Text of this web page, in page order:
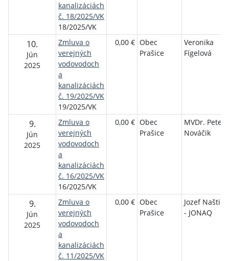
kanalizáciách
č. 18/2025/VK
18/2025/VK
10.
Jún
2025
Zmluva o
verejných
vodovodoch
a
kanalizáciách
č. 19/2025/VK
19/2025/VK
0,00 € Obec
Prašice
Veronika
Fígelová
9.
Jún
2025
Zmluva o
verejných
vodovodoch
a
kanalizáciách
č. 16/2025/VK
16/2025/VK
0,00 € Obec
Prašice
MVDr. Peter
Nováčik
9.
Jún
2025
Zmluva o
verejných
vodovodoch
a
kanalizáciách
č. 11/2025/VK
0,00 € Obec
Prašice
Jozef
- JONAQ